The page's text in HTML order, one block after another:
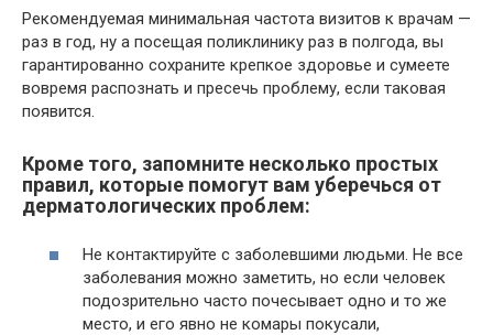
Рекомендуемая минимальная частота визитов к врачам —
раз в год, ну а посещая поликлинику раз в полгода, вы
гарантированно сохраните крепкое здоровье и сумеете
вовремя распознать и пресечь проблему, если таковая
появится.
Кроме того, запомните несколько простых
правил, которые помогут вам уберечься от
дерматологических проблем:
Не контактируйте с заболевшими людьми. Не все
заболевания можно заметить, но если человек
подозрительно часто почесывает одно и то же
место, и его явно не комары покусали,